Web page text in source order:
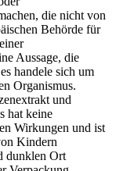
die nicht von
Behörde für
Aussage, die
handele sich um
Organismus.
und
hat keine
Wirkungen und ist
Kindern
dunklen Ort